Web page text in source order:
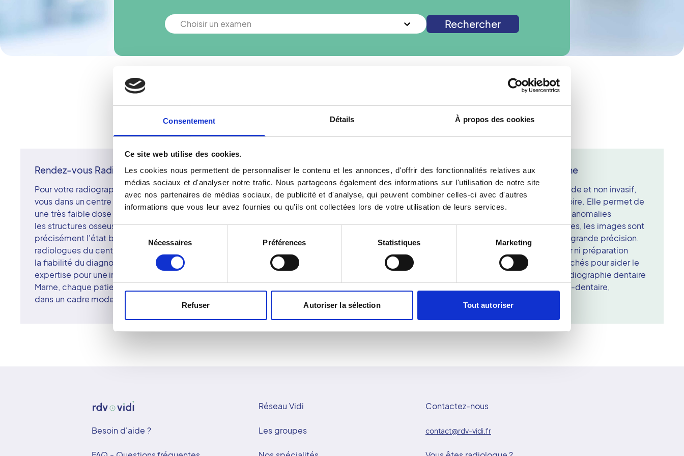
Consentement Détails À propos des cookies
Ce site web utilise des cookies.
Les cookies nous permettent de personnaliser le contenu et les annonces, d'offrir des fonctionnalités relatives aux
médias sociaux et d'analyser notre trafic. Nous partageons également des informations sur l'utilisation de notre site
avec nos partenaires de médias sociaux, de publicité et d'analyse, qui peuvent combiner celles-ci avec d'autres
informations que vous leur avez fournies ou qu'ils ont collectées lors de votre utilisation de leurs services.
Sélection
du
consentement
Nécessaires Préférences Statistiques Marketing
Refuser Autoriser la sélection Tout autoriser
Choisir un examen Rechercher
? Vous cherchez un autre examen de radiologie ?
Nouvelle recherche
Rendez-vous Radiographie Dentaire à Champigny Sur Marne
Pour votre radiographie dentaire à Champigny-sur-Marne, prenez rendez-
vous dans un centre d'imagerie membre du réseau Vidi. Cet examen utilise
une très faible dose de rayons X pour visualiser la dentition, les gencives et
les structures osseuses de la mâchoire. Il permet aux praticiens d'évaluer
précisément l'état bucco-dentaire et d'adapter leurs soins. Les
radiologues du centre de Champigny-sur-Marne garantissent la qualité et
la fiabilité du diagnostic. Le réseau Vidi associe innovation, sécurité et
expertise pour une imagerie médicale de confiance. À Champigny-sur-
Marne, chaque patient bénéficie d'un accueil soigné et d'un examen réalisé
dans un cadre moderne et rassurant.
Rendez-vous Radiographie à Champigny Sur Marne
La radiographie dentaire est un examen d'imagerie rapide et non invasif,
destiné à explorer la structure des dents et de la mâchoire. Elle permet de
repérer des caries, des infections, des fractures ou des anomalies
osseuses. Grâce aux équipements numériques modernes, les images sont
obtenues avec une faible dose de rayonnement et une grande précision.
L'examen se déroule en quelques minutes, sans douleur ni préparation
particulière. Les radiologues interprètent ensuite les clichés pour aider le
chirurgien-dentiste à établir un diagnostic précis. La radiographie dentaire
s'intègre dans une approche globale de la santé bucco-dentaire,
Besoin d'aide ?
Réseau Vidi
Les groupes
Contactez-nous
contact@rdv-vidi.fr